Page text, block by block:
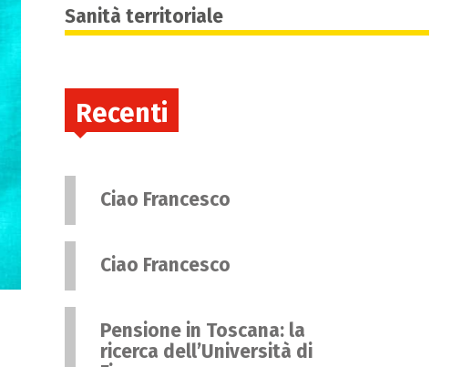
Sanità territoriale
Recenti
Ciao Francesco
Ciao Francesco
Pensione in Toscana: la
ricerca dell’Università di